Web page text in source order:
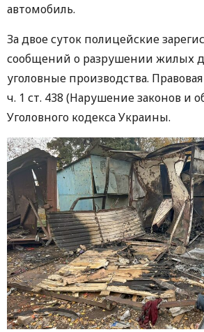
автомобиль.
За двое суток полицейские
сообщений о разрушении жилых
уголовные производства.
ч. 1 ст. 438 (Нарушение законов и
Уголовного кодекса Украины.